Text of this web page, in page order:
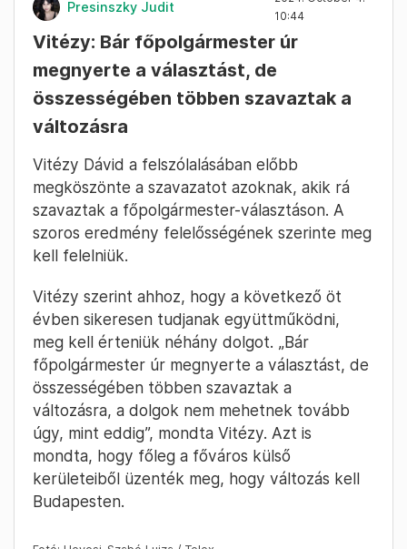
végző testülete”
– fogalmazott Barabás.
A Párbeszéd legfontosabb célja, hogy
végrehajtsa Karácsony Gergely programját, és
teremtsen.
Presinszky Judit
2024. October 4. –
megnyerte a választást, de
összességében többen szavaztak a
változásra
Vitézy Dávid a felszólalásában előbb
megköszönte a szavazatot azoknak, akik rá
szavaztak a főpolgármester-választáson. A
szoros eredmény felelősségének szerinte meg
kell felelniük.